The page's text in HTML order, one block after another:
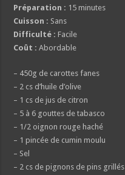
Préparation : 15 minutes
Cuisson : Sans
Difficulté : Facile
Coût : Abordable
– 450g de carottes fanes
– 2 cs d’huile d’olive
– 1 cs de jus de citron
– 5 à 6 gouttes de tabasco
– 1/2 oignon rouge haché
– 1 pincée de cumin moulu
– Sel
– 2 cs de pignons de pins grillés